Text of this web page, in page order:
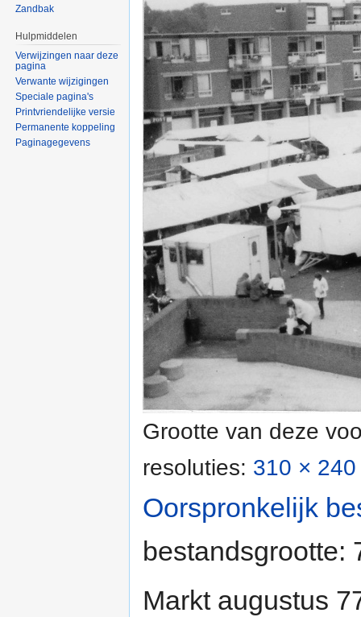
Grootte van deze
resoluties: 310 ×
Oorspronkelijk
bestandsgrootte:
Markt augustus
Zandbak
Hulpmiddelen
Verwijzingen naar deze
pagina
Verwante wijzigingen
Speciale pagina's
Printvriendelijke versie
Permanente koppeling
Paginagegevens